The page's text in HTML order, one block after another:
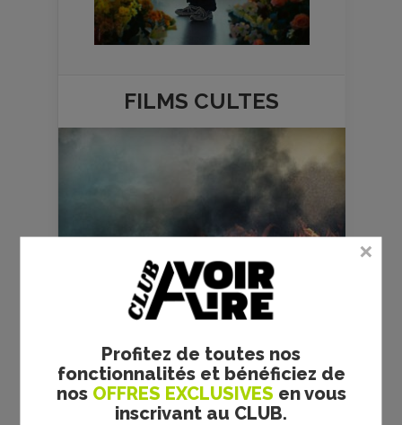
Profitez de toutes nos
fonctionnalités et bénéficiez de
nos OFFRES EXCLUSIVES en vous
inscrivant au CLUB.
FILMS CULTES
RRR - S. S. RAJAMOULI -
CRITIQUE
Réalisateur : S. S. Rajamouli